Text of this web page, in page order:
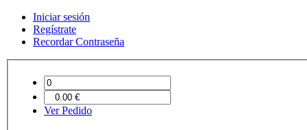
Iniciar sesión
Regístrate
Recordar Contraseña
Ver Pedido